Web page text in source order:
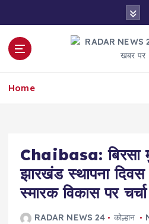
o
Home
Chaibasa: बिरसा
झारखंड स्थापना दिवस
स्मारक विकास पर चर्चा
RADAR NEWS 24 कोल्हान